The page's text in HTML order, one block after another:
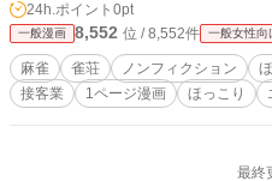
24h.ポイント 0pt
一般漫画 8,552 位 / 8,552件 一般女性向
麻雀 雀荘 ノンフィクション
接客業
1ページ漫画 ほっこり
最終